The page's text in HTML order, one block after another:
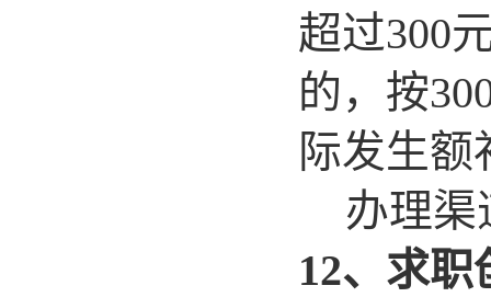
超过300
的，按
际发生额
办理渠
12、求职